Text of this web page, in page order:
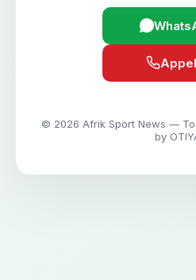
© 2026 Afrik Sport News —
by